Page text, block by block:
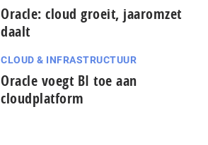
Oracle: cloud groeit, jaaromzet
daalt
CLOUD & INFRASTRUCTUUR
Oracle voegt BI toe aan
cloudplatform